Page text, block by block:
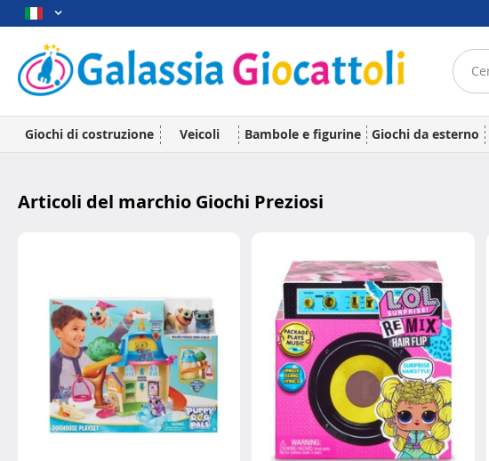
Giochi di costruzione Veicoli Bambole e figurine Giochi da esterno
Articoli del marchio Giochi Preziosi